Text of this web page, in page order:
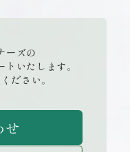
ーズの
いたします。
ださい。
せ